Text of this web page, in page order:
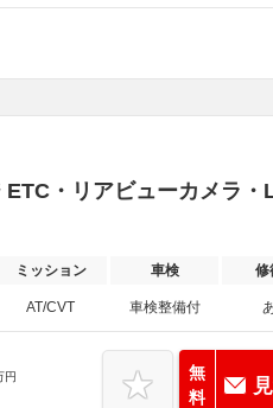
・リアビューカメラ・
ミッション 車検 修
AT/CVT 車検整備付
円
無
料